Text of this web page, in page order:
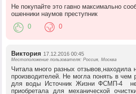
Не покупайте это гавно максимально
ошенники наумов преступник
0 0
Виктория 17.12.2016 00:45
Местоположение пользователя: Россия, Москва
Читала много разных отзывов,находила
производителей. Не могла понять в чем
для воды Источник Жизни ФСМП-4 не
приобретала для механической